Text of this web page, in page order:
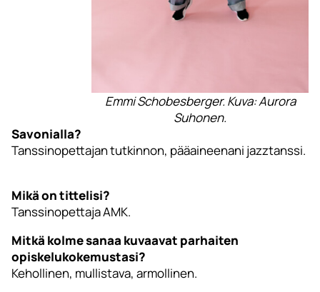
Emmi Schobesberger. Kuva: Aurora
Suhonen.
Savonialla?
Tanssinopettajan tutkinnon, pääaineenani jazztanssi.
Mikä on tittelisi?
Tanssinopettaja AMK.
Mitkä kolme sanaa kuvaavat parhaiten
opiskelukokemustasi?
Kehollinen, mullistava, armollinen.